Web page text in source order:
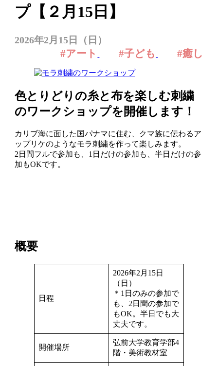
プ【２月15日】
2026年2月15日（日）
#アート #子ども #癒し
色とりどりの糸と布を楽しむ刺繍
のワークショップを開催します！
カリブ海に面した国パナマに住む、クマ族に伝わるア
ップリケのようなモラ刺繍を作って楽しみます。
2日間フルで参加も、1日だけの参加も、半日だけの参
加もOKです。
概要
日程
2026年2月15日
（日）
＊1日のみの参加で
も、2日間の参加で
もOK。半日でも大
丈夫です。
開催場所
弘前大学教育学部4
階・美術教材室